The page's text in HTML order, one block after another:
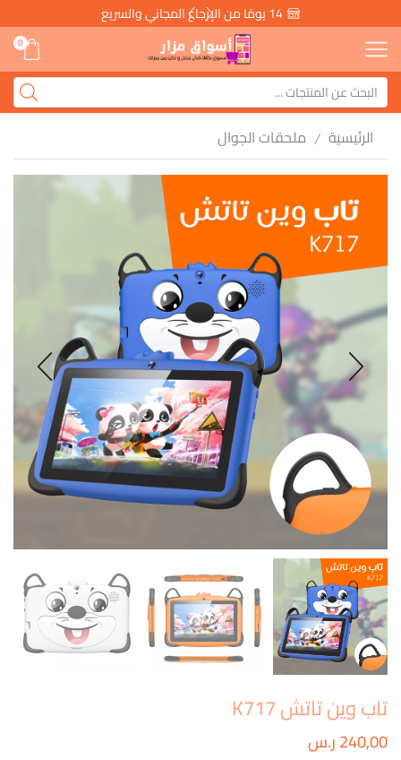
14 يومًا من الإرجاع المجاني والسريع
0
الرئيسية / ملحقات الجوال
تاب وين تاتش K717
240,00ر.س